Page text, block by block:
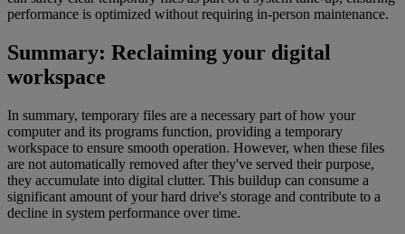
performance is optimized without requiring in-person maintenance.
Summary: Reclaiming your digital
workspace
In summary, temporary files are a necessary part of how your
computer and its programs function, providing a temporary
workspace to ensure smooth operation. However, when these files
are not automatically removed after they've served their purpose,
they accumulate into digital clutter. This buildup can consume a
significant amount of your hard drive's storage and contribute to a
decline in system performance over time.